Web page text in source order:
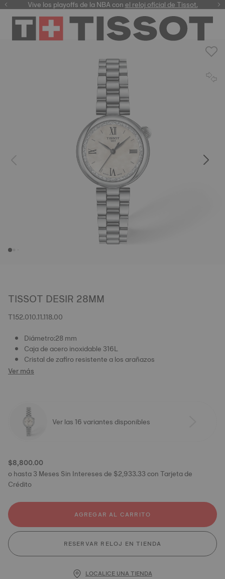
Vive los playoffs de la NBA conel reloj oficial de Tissot.
TISSOT DESIR 28MM
T152.010.11.118.00
Diámetro:28 mm
Caja de acero inoxidable 316L
Cristal de zafiro resistente a los arañazos
Ver más
Ver las 16 variantes disponibles
$8,800.00
o hasta 3 Meses Sin Intereses de $2,933.33 con Tarjeta de
Crédito
AGREGAR AL CARRITO
RESERVAR RELOJ EN TIENDA
LOCALICE UNA TIENDA